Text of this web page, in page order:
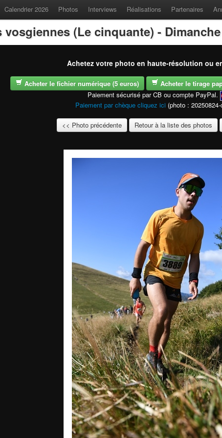
Calendrier 2026 Photos Interviews Réalisations Partenaires
vosgiennes (Le cinquante) -
Achetez votre photo en haute-résolution ou
Acheter le fichier numérique (5 euros)
Acheter le tirage
Paiement sécurisé par CB ou compte PayPal.
Paiement par chèque cliquez ici (photo :
<< Photo précédente Retour à la liste des photos